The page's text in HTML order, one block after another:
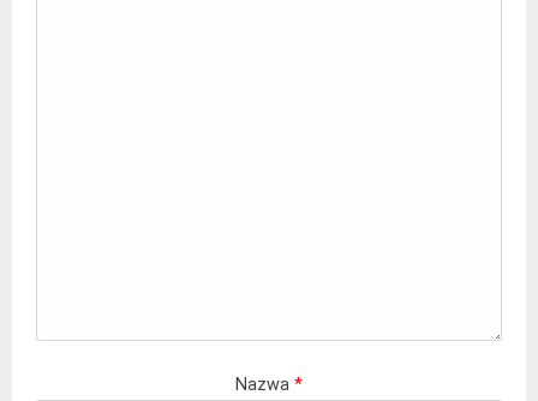
Nazwa *